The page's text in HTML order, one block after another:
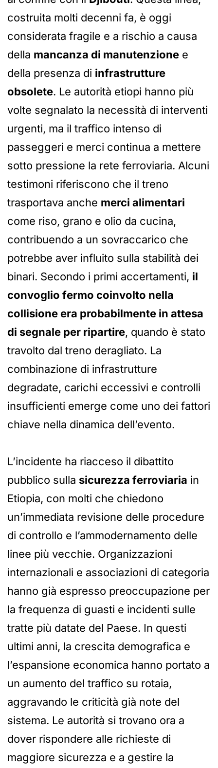
costruita molti decenni fa, è oggi
considerata fragile e a rischio a causa
della mancanza di manutenzione e
della presenza di infrastrutture
obsolete. Le autorità etiopi hanno più
volte segnalato la necessità di interventi
urgenti, ma il traffico intenso di
passeggeri e merci continua a mettere
sotto pressione la rete ferroviaria. Alcuni
testimoni riferiscono che il treno
trasportava anche merci alimentari
come riso, grano e olio da cucina,
contribuendo a un sovraccarico che
potrebbe aver influito sulla stabilità dei
binari. Secondo i primi accertamenti, il
convoglio fermo coinvolto nella
collisione era probabilmente in attesa
di segnale per ripartire, quando è stato
travolto dal treno deragliato. La
combinazione di infrastrutture
degradate, carichi eccessivi e controlli
insufficienti emerge come uno dei fattori
chiave nella dinamica dell’evento.
L’incidente ha riacceso il dibattito
pubblico sulla sicurezza ferroviaria in
Etiopia, con molti che chiedono
un’immediata revisione delle procedure
di controllo e l’ammodernamento delle
linee più vecchie. Organizzazioni
internazionali e associazioni di categoria
hanno già espresso preoccupazione per
la frequenza di guasti e incidenti sulle
tratte più datate del Paese. In questi
ultimi anni, la crescita demografica e
l’espansione economica hanno portato a
un aumento del traffico su rotaia,
aggravando le criticità già note del
sistema. Le autorità si trovano ora a
dover rispondere alle richieste di
maggiore sicurezza e a gestire la